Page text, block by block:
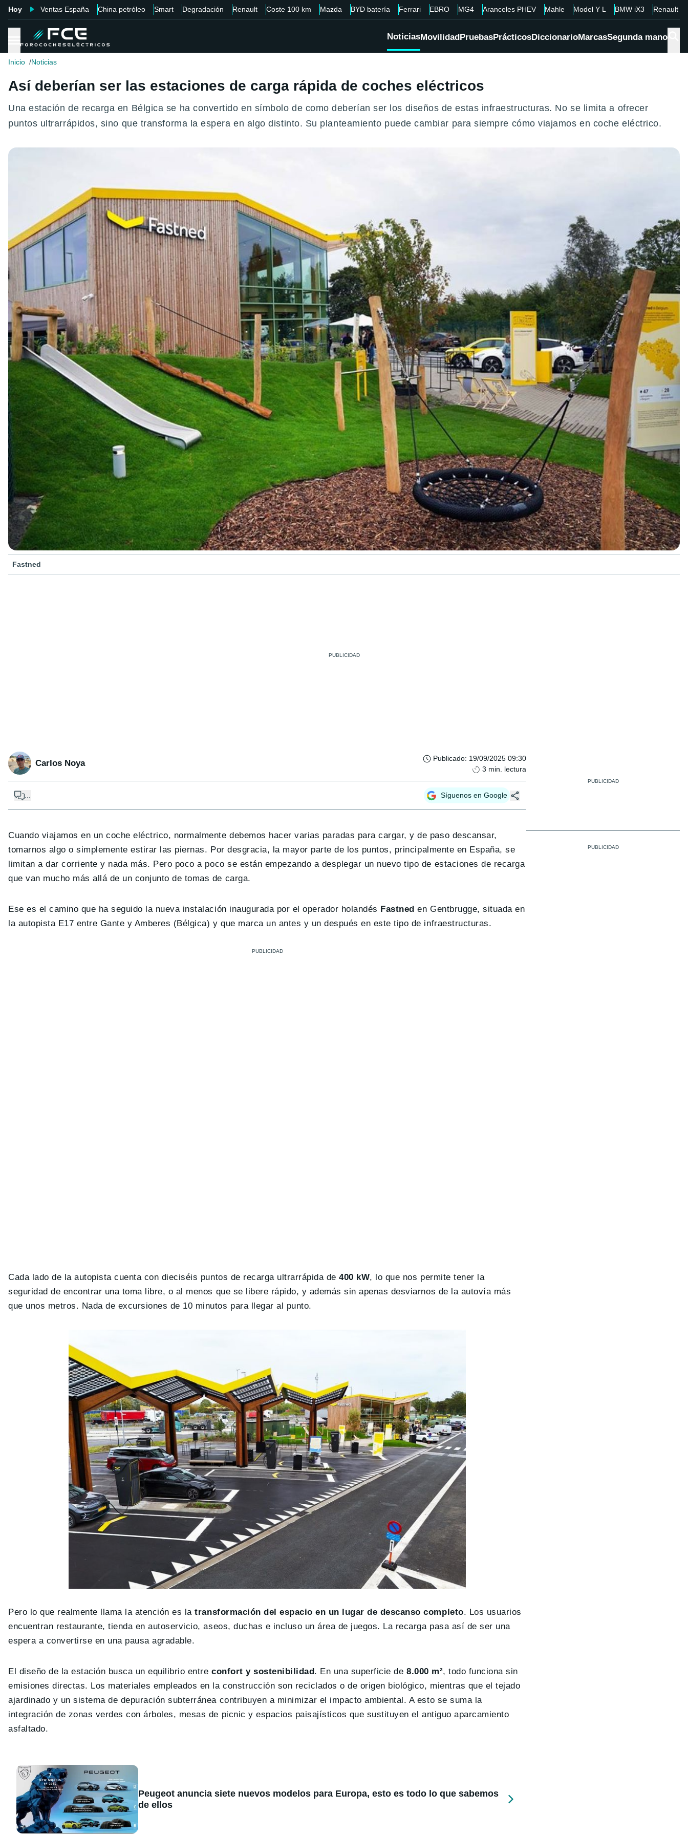
Hoy Ventas España China petróleo Smart Degradación Renault Coste 100 km Mazda BYD batería Ferrari EBRO MG4 Aranceles PHEV Mahle Model Y L BMW iX3 Renault
NoticiasMovilidadPruebasPrácticosDiccionarioMarcasSegunda mano
Inicio Noticias
Así deberían ser las estaciones de carga rápida de coches eléctricos
Una estación de recarga en Bélgica se ha convertido en símbolo de como deberían ser los diseños de estas infraestructuras. No se limita a ofrecer
puntos ultrarrápidos, sino que transforma la espera en algo distinto. Su planteamiento puede cambiar para siempre cómo viajamos en coche eléctrico.
Fastned
Carlos Noya Publicado: 19/09/2025 09:30
3 min. lectura
... Síguenos en Google
Cuando viajamos en un coche eléctrico, normalmente debemos hacer varias paradas para cargar, y de paso descansar,
tomarnos algo o simplemente estirar las piernas. Por desgracia, la mayor parte de los puntos, principalmente en España, se
limitan a dar corriente y nada más. Pero poco a poco se están empezando a desplegar un nuevo tipo de estaciones de recarga
que van mucho más allá de un conjunto de tomas de carga.
Ese es el camino que ha seguido la nueva instalación inaugurada por el operador holandés Fastned en Gentbrugge, situada en
la autopista E17 entre Gante y Amberes (Bélgica) y que marca un antes y un después en este tipo de infraestructuras.
Cada lado de la autopista cuenta con dieciséis puntos de recarga ultrarrápida de400 kW, lo que nos permite tener la
seguridad de encontrar una toma libre, o al menos que se libere rápido, y además sin apenas desviarnos de la autovía más
que unos metros. Nada de excursiones de 10 minutos para llegar al punto.
Pero lo que realmente llama la atención es latransformación del espacio en un lugar de descanso completo. Los usuarios
encuentran restaurante, tienda en autoservicio, aseos, duchas e incluso un área de juegos. La recarga pasa así de ser una
espera a convertirse en una pausa agradable.
El diseño de la estación busca un equilibrio entreconfort y sostenibilidad. En una superficie de 8.000 m², todo funciona sin
emisiones directas. Los materiales empleados en la construcción son reciclados o de origen biológico, mientras que el tejado
ajardinado y un sistema de depuración subterránea contribuyen a minimizar el impacto ambiental. A esto se suma la
integración de zonas verdes con árboles, mesas de picnic y espacios paisajísticos que sustituyen el antiguo aparcamiento
asfaltado.
Peugeot anuncia siete nuevos modelos para Europa, esto es todo lo que sabemos
de ellos